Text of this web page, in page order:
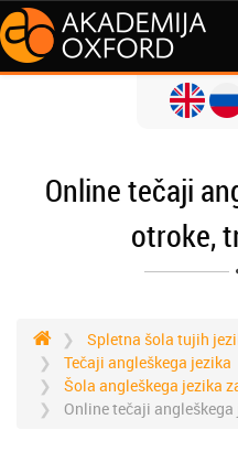
Online tečaji
otroke,
Spletna šola tujih
Tečaji angleškega jezika
Šola angleškega jezika
Online tečaji